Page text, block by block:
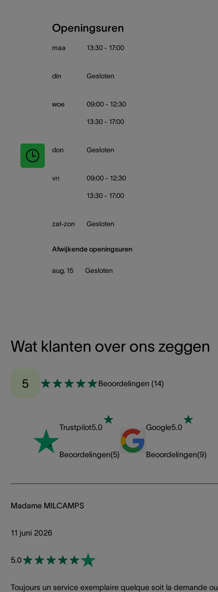
Openingsuren
maa 13:30 - 17:00
din Gesloten
woe 09:00 - 12:30
13:30 - 17:00
don Gesloten
vri 09:00 - 12:30
13:30 - 17:00
zat-zon Gesloten
Afwijkende openingsuren
aug. 15 Gesloten
Wat klanten over ons zeggen
5 Beoordelingen (14)
Trustpilot5.0
Beoordelingen(5)
Google5.0
Beoordelingen(9)
Madame MILCAMPS
11 juni 2026
5.0
Toujours un service exemplaire quelque soit la demande